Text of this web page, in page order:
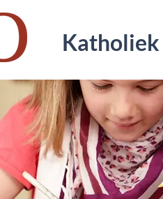
Katholiek